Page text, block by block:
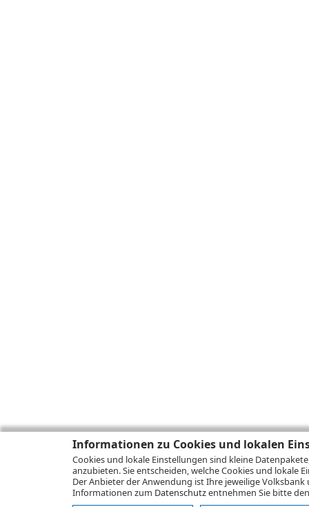
Informationen zu Cookies und lokalen
Cookies und lokale Einstellungen sind kleine
anzubieten. Sie entscheiden, welche Cookies und lokale
Der Anbieter der Anwendung ist Ihre jeweilige Volksbank
Informationen zum Datenschutzentnehmen Sie bitte